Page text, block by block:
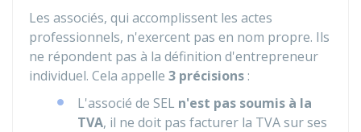
Les associés, qui accomplissent les actes
professionnels, n'exercent pas en nom propre. Ils
ne répondent pas à la définition d'entrepreneur
individuel. Cela appelle 3 précisions :
L'associé de SEL n'est pas soumis à la
TVA, il ne doit pas facturer la TVA sur ses